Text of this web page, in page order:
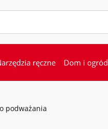
ręczne Dom i ogród
podważania